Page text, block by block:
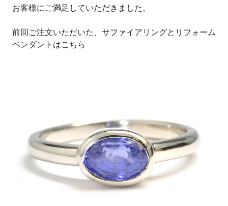
お客様にご満足していただきました。
前回ご注文いただいた、サファイアリングとリフォーム
ペンダントはこちら